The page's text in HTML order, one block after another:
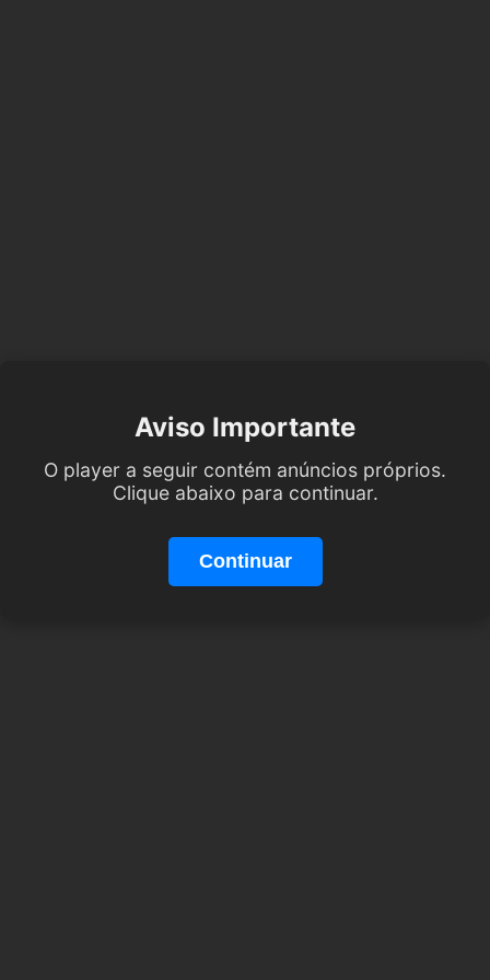
Aviso Importante
O player a seguir contém anúncios próprios.
Clique abaixo para continuar.
Continuar